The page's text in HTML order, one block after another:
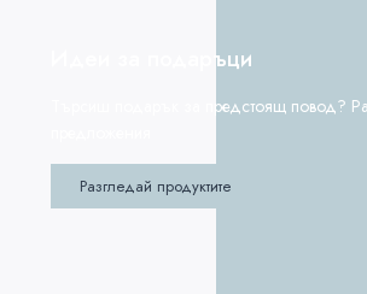
Идеи за подаръци
Търсиш подарък за предстоящ повод?
Разгледай продуктите